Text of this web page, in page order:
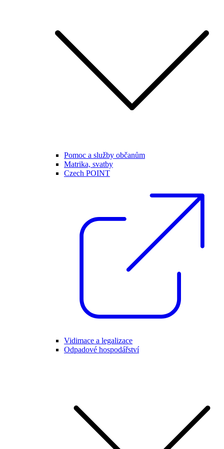
Pomoc a služby občanům
Matrika, svatby
Czech POINT
Vidimace a legalizace
Odpadové hospodářství